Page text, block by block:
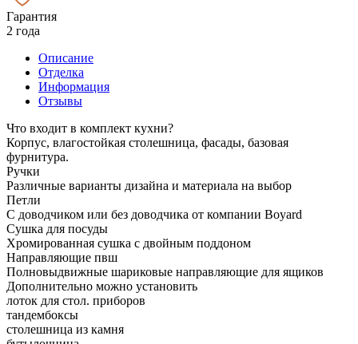
Гарантия
2 года
Описание
Отделка
Информация
Отзывы
Что входит в комплект кухни?
Корпус, влагостойкая столешница, фасады, базовая
фурнитура.
Ручки
Различные варианты дизайна и материала на выбор
Петли
С доводчиком или без доводчика от компании Boyard
Сушка для посуды
Хромированная сушка с двойным поддоном
Направляющие пвш
Полновыдвижные шариковые направляющие для ящиков
Дополнительно можно установить
лоток для стол. приборов
тандембоксы
столешница из камня